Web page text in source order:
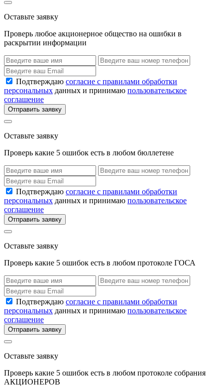
Оставьте заявку
Проверь любое акционерное общество на ошибки в
раскрытии информации
Подтверждаю согласие с правилами обработки
персональных данных и принимаю пользовательское
соглашение
Отправить заявку
Оставьте заявку
Проверь какие 5 ошибок есть в любом бюллетене
Подтверждаю согласие с правилами обработки
персональных данных и принимаю пользовательское
соглашение
Отправить заявку
Оставьте заявку
Проверь какие 5 ошибок есть в любом протоколе ГОСА
Подтверждаю согласие с правилами обработки
персональных данных и принимаю пользовательское
соглашение
Отправить заявку
Оставьте заявку
Проверь какие 5 ошибок есть в любом протоколе собрания
АКЦИОНЕРОВ